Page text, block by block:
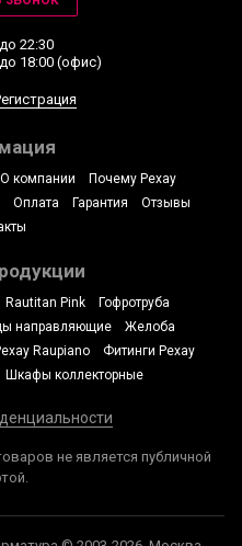
22:30
18:00 (офис)
О компании
Почему Рехау
Оплата Гарантия
Отзывы
Rautitan Pink
Гофротруба
направляющие
Желоба
Raupiano
Фитинги Рехау
Шкафы коллекторные
не является публичной